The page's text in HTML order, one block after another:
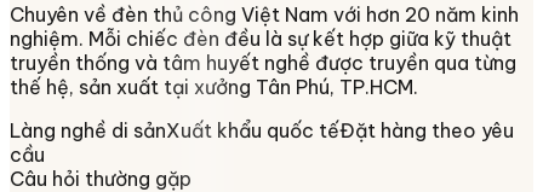
Chuyên về đèn thủ công Việt Nam với hơn 20 năm kinh
nghiệm. Mỗi chiếc đèn đều là sự kết hợp giữa kỹ thuật
truyền thống và tâm huyết nghề được truyền qua từng
thế hệ, sản xuất tại xưởng Tân Phú, TP.HCM.
Làng nghề di sảnXuất khẩu quốc tếĐặt hàng theo yêu
cầu
Câu hỏi thường gặp